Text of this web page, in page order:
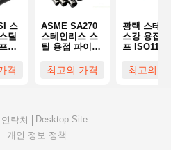
스
틸
용
격
ASME SA270
스테인리스 스
틸 용접 파이프
Ss 파이프 용접
평면 끝 TP304
최고의 가격
광택 스테
스강 용접
프
스테인리스
이프 용접
최고의
연락처
Desktop Site
개인 정보 정책